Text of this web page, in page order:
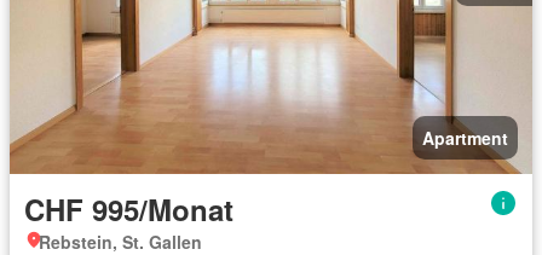
Apartment
CHF 995/Monat
Rebstein, St. Gallen